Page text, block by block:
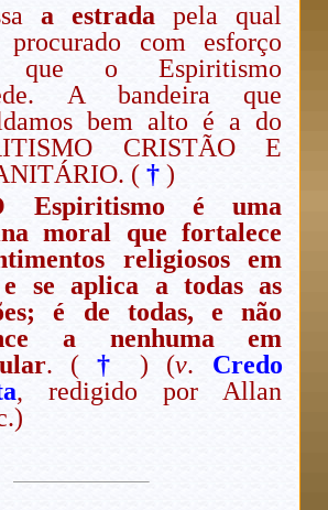
a estrada pela qual
procurado com esforço
que o Espiritismo
A bandeira que
bem alto é a do
CRISTÃO E
(† )
Espiritismo é uma
moral que fortalece
religiosos em
se aplica a todas as
é de todas, e não
a nenhuma em
. ( † ) (v. Credo
, redigido por Allan